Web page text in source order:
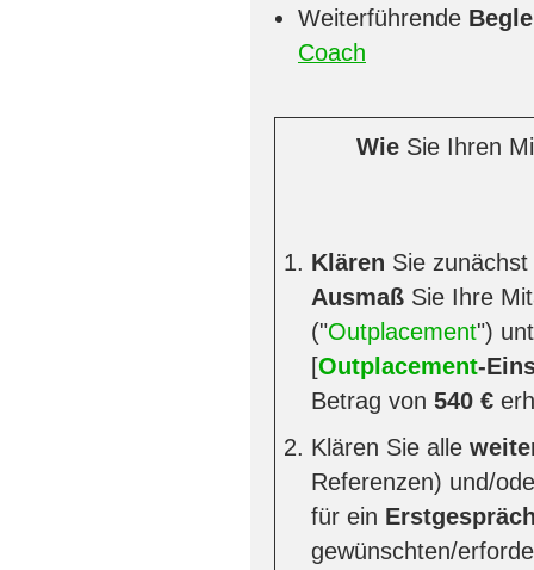
Weiterführende
Coach
Wie Sie Ihren
Klären Sie
Ausmaß Sie Ihre
("Outplacement")
[Outplacement-
Betrag von 540 €
Klären Sie alle
Referenzen) und/
für ein
gewünschten/